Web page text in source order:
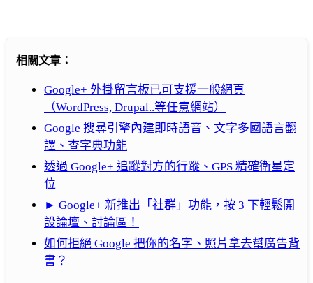
相關文章：
Google+ 外掛留言板已可支援一般網頁
（WordPress, Drupal..等任意網站）
Google 搜尋引擎內建即時語音、文字多國語言翻
譯、查字典功能
透過 Google+ 追蹤對方的行蹤、GPS 精確衛星定
位
► Google+ 新推出「社群」功能，按 3 下輕鬆開
設論壇、討論區！
如何拒絕 Google 把你的名字、照片拿去幫廣告背
書？